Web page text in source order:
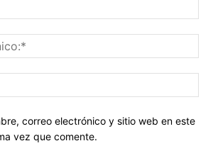
correo electrónico y sitio web en este
vez que comente.